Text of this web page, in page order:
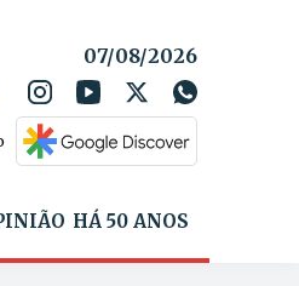
07/08/2026
HÁ 50 ANOS